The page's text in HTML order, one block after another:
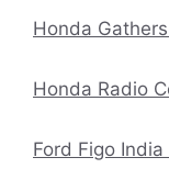
Honda
Honda Radio
Ford Figo